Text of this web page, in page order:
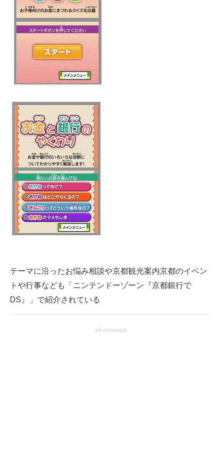
テーマに沿ったお悩み相談や京都観光案内京都のイベン
トや行事なども「ニンテンドーゾーン『京都銀行で
DS』」で紹介されている
advertisement